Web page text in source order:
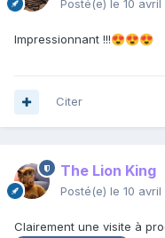
Posté(e) le 10 avril
Impressionnant !!!😍😍😍
Citer
The Lion King
Posté(e) le 10 avril
Clairement une visite à